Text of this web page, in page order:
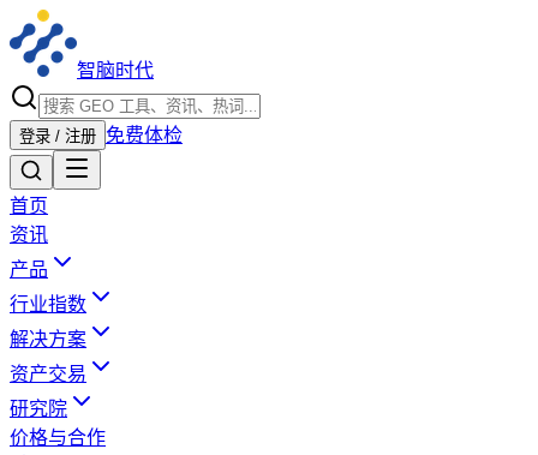
智脑时代
登录 / 注册 免费体检
首页
资讯
产品
行业指数
解决方案
资产交易
研究院
价格与合作